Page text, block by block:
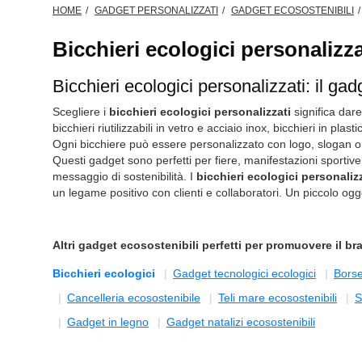
HOME GADGET PERSONALIZZATI GADGET ECOSOSTENIBILI
Bicchieri ecologici
Bicchieri ecologici personalizzati: il
Scegliere i bicchieri ecologici personalizzati significa
bicchieri riutilizzabili in vetro e acciaio inox, bicchieri in
Ogni bicchiere può essere personalizzato con logo, slogan
Questi gadget sono perfetti per fiere, manifestazioni
messaggio di sostenibilità. I bicchieri ecologici
un legame positivo con clienti e collaboratori. Un piccolo
Altri gadget ecosostenibili perfetti per promuovere il
Bicchieri ecologici Gadget tecnologici ecologici
Cancelleria ecosostenibile
Teli mare ecosostenibili
Gadget in legno
Gadget natalizi ecosostenibili